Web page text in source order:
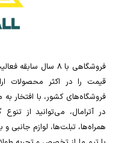
فروشگاهی با 8 سال
قیمت را در اکثر محصولات
فروشگاه‌های کشور، با افتخار
در آترامال، می‌توانید از
همراه‌ها، تبلت‌ها، لوازم جانبی